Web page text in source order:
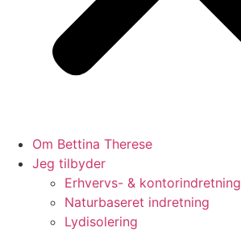
Om Bettina Therese
Jeg tilbyder
Erhvervs- & kontorindretning
Naturbaseret indretning
Lydisolering